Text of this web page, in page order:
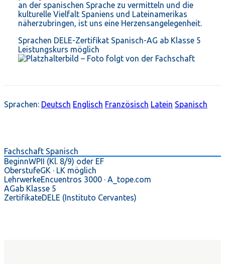
an der spanischen Sprache zu vermitteln und die
kulturelle Vielfalt Spaniens und Lateinamerikas
näherzubringen, ist uns eine Herzensangelegenheit.
Sprachen DELE-Zertifikat Spanisch-AG ab Klasse 5
Leistungskurs möglich
Sprachen: Deutsch Englisch Französisch Latein Spanisch
Fachschaft Spanisch
BeginnWPII (Kl. 8/9) oder EF
OberstufeGK · LK möglich
LehrwerkeEncuentros 3000 · A_tope.com
AGab Klasse 5
ZertifikateDELE (Instituto Cervantes)